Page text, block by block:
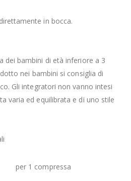
in bocca.
dei bambini di età inferiore a 3
nei bambini si consiglia di
Gli integratori non vanno intesi
varia ed equilibrata e di uno stile
per 1 compressa